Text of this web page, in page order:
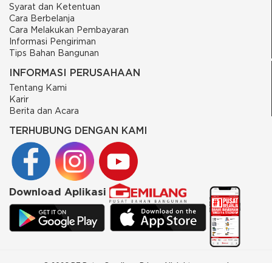
Syarat dan Ketentuan
Cara Berbelanja
Cara Melakukan Pembayaran
Informasi Pengiriman
Tips Bahan Bangunan
INFORMASI PERUSAHAAN
Tentang Kami
Karir
Berita dan Acara
TERHUBUNG DENGAN KAMI
Download Aplikasi